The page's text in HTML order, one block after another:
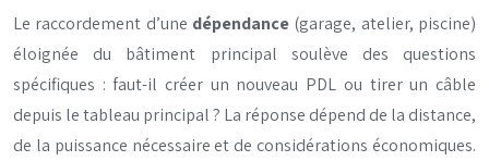
Le raccordement d’une dépendance (garage, atelier, piscine)
éloignée du bâtiment principal soulève des questions
spécifiques : faut-il créer un nouveau PDL ou tirer un câble
depuis le tableau principal ? La réponse dépend de la distance,
de la puissance nécessaire et de considérations économiques.